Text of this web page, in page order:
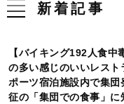
新着記事
【バイキング192人食中
の多い感じのいいレスト
ポーツ宿泊施設内で集
征の「集団での食事」に